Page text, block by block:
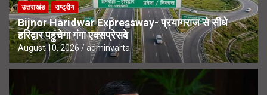
उत्तराखंड राष्ट्रीय
Bijnor Haridwar Expressway- प्रयागराज से सीधे
हरिद्वार पहुंचेगा गंगा एक्सप्रेसवे
August 10, 2026 adminvarta